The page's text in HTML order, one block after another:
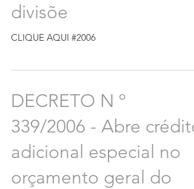
divisõe
CLIQUE AQUI #2006
DECRETO N º
339/2006 - Abre crédito
adicional especial no
orçamento geral do